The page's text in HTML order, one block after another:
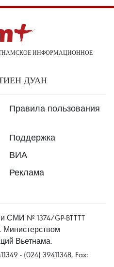
ИНФОРМАЦИОННОЕ
ТИЕН ДУАН
Правила пользования
Поддержка
ВИА
Реклама
СМИ № 1374/GP-BTTTT
Министерством
Вьетнама.
- (024) 39411348, Fax: